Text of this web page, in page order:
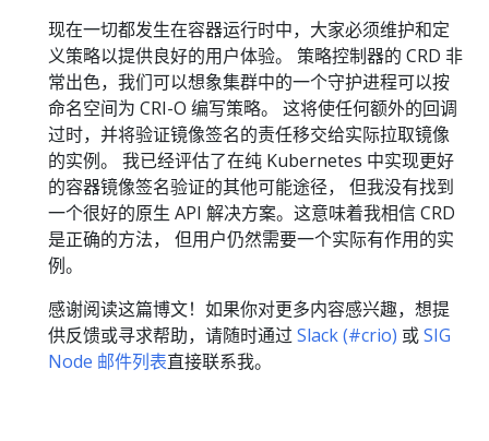
现在一切都发生在容器运行时中，大家必须维护和定
义策略以提供良好的用户体验。 策略控制器的 CRD 非
常出色，我们可以想象集群中的一个守护进程可以按
命名空间为 CRI-O 编写策略。 这将使任何额外的回调
过时，并将验证镜像签名的责任移交给实际拉取镜像
的实例。 我已经评估了在纯 Kubernetes 中实现更好
的容器镜像签名验证的其他可能途径， 但我没有找到
一个很好的原生 API 解决方案。这意味着我相信 CRD
是正确的方法， 但用户仍然需要一个实际有作用的实
例。
感谢阅读这篇博文！如果你对更多内容感兴趣，想提
供反馈或寻求帮助，请随时通过 Slack (#crio) 或SIG
Node 邮件列表直接联系我。